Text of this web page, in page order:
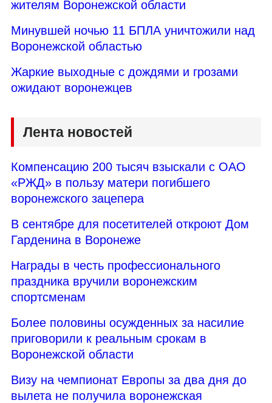
жителям Воронежской области
Минувшей ночью 11 БПЛА уничтожили над
Воронежской областью
Жаркие выходные с дождями и грозами
ожидают воронежцев
Лента новостей
Компенсацию 200 тысяч взыскали с ОАО
«РЖД» в пользу матери погибшего
воронежского зацепера
В сентябре для посетителей откроют Дом
Гарденина в Воронеже
Награды в честь профессионального
праздника вручили воронежским
спортсменам
Более половины осужденных за насилие
приговорили к реальным срокам в
Воронежской области
Визу на чемпионат Европы за два дня до
вылета не получила воронежская